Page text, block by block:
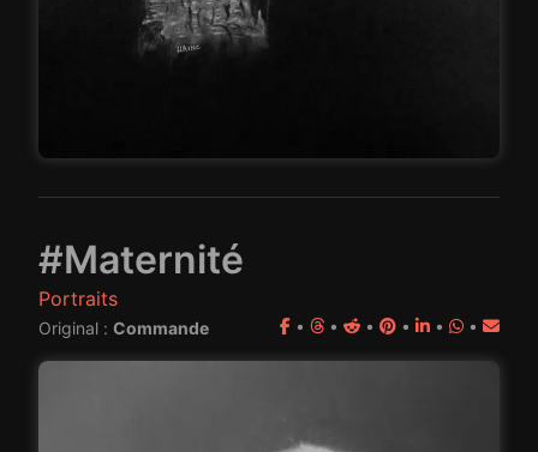
#Maternité
Portraits
Original : Commande • • • • • •